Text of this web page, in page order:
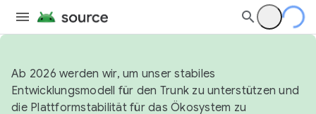
Ab 2026 werden wir, um unser stabiles
Entwicklungsmodell für den Trunk zu unterstützen und
die Plattformstabilität für das Ökosystem zu